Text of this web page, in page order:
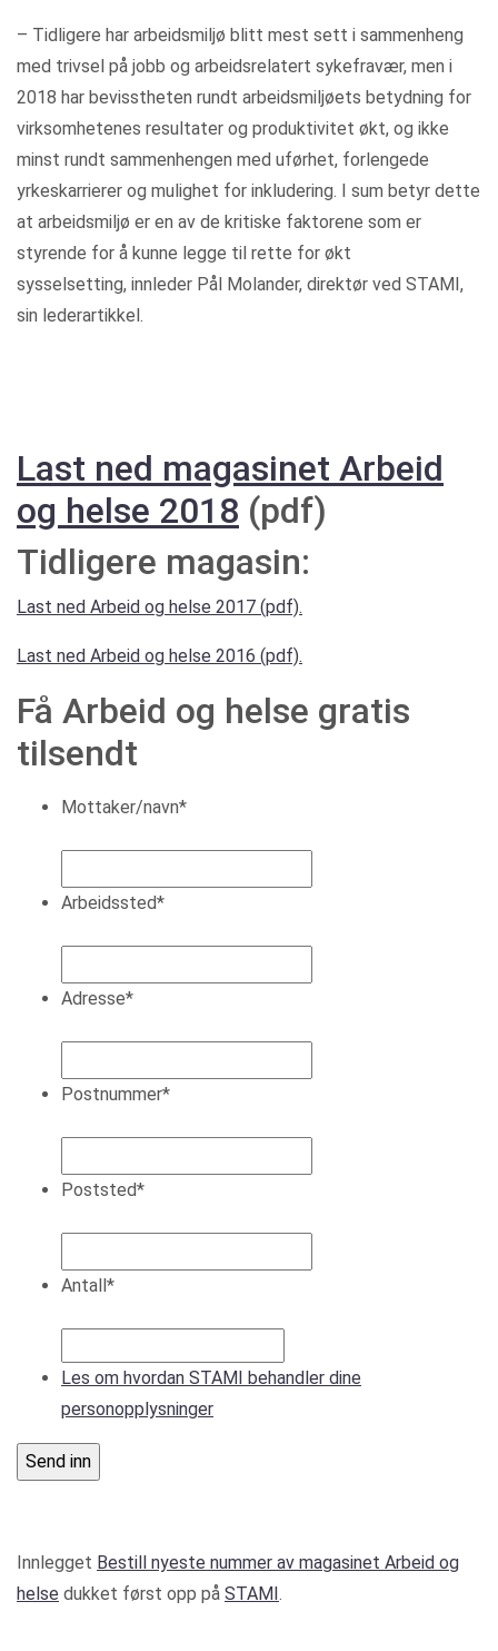
– Tidligere har arbeidsmiljø blitt mest sett i sammenheng
med trivsel på jobb og arbeidsrelatert sykefravær, men i
2018 har bevisstheten rundt arbeidsmiljøets betydning for
virksomhetenes resultater og produktivitet økt, og ikke
minst rundt sammenhengen med uførhet, forlengede
yrkeskarrierer og mulighet for inkludering. I sum betyr dette
at arbeidsmiljø er en av de kritiske faktorene som er
styrende for å kunne legge til rette for økt
sysselsetting, innleder Pål Molander, direktør ved STAMI,
sin lederartikkel.
Last ned magasinet Arbeid
og helse 2018 (pdf)
Tidligere magasin:
Last ned Arbeid og helse 2017 (pdf).
Last ned Arbeid og helse 2016 (pdf).
Få Arbeid og helse gratis
tilsendt
Mottaker/navn*
Arbeidssted*
Adresse*
Postnummer*
Poststed*
Antall*
Les om hvordan STAMI behandler dine
personopplysninger
Innlegget Bestill nyeste nummer av magasinet Arbeid og
helse dukket først opp på STAMI.